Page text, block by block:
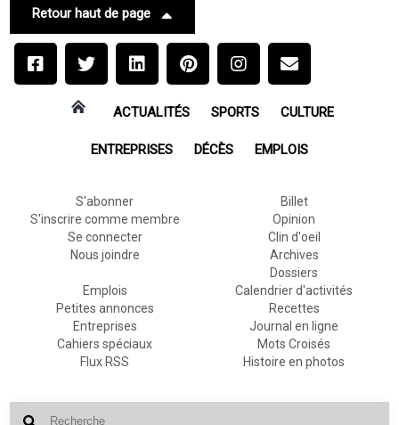
Retour haut de page
ACTUALITÉS SPORTS CULTURE
ENTREPRISES DÉCÈS EMPLOIS
S'abonner
S'inscrire comme membre
Se connecter
Nous joindre
Billet
Opinion
Clin d'oeil
Archives
Dossiers
Emplois
Petites annonces
Entreprises
Cahiers spéciaux
Flux RSS
Calendrier d'activités
Recettes
Journal en ligne
Mots Croisés
Histoire en photos